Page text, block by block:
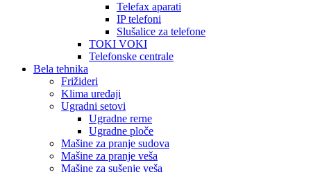
Telefax aparati
IP telefoni
Slušalice za telefone
TOKI VOKI
Telefonske centrale
Bela tehnika
Frižideri
Klima uređaji
Ugradni setovi
Ugradne rerne
Ugradne ploče
Mašine za pranje sudova
Mašine za pranje veša
Mašine za sušenje veša